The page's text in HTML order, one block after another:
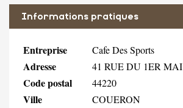
Informations pratiques
Entreprise Cafe Des Sports
Adresse 41 RUE DU 1ER MAI
Code postal 44220
Ville COUERON